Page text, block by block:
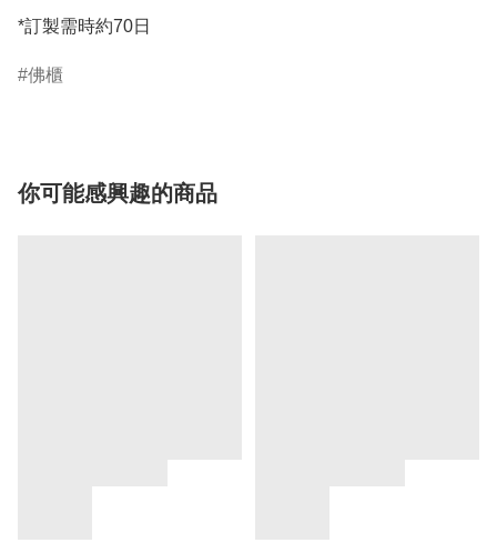
*訂製需時約70日
佛櫃
你可能感興趣的商品